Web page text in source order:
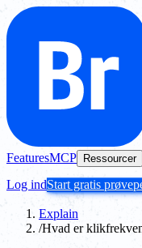
FeaturesMCP Ressourcer
Log indStart gratis
Explain
/Hvad er